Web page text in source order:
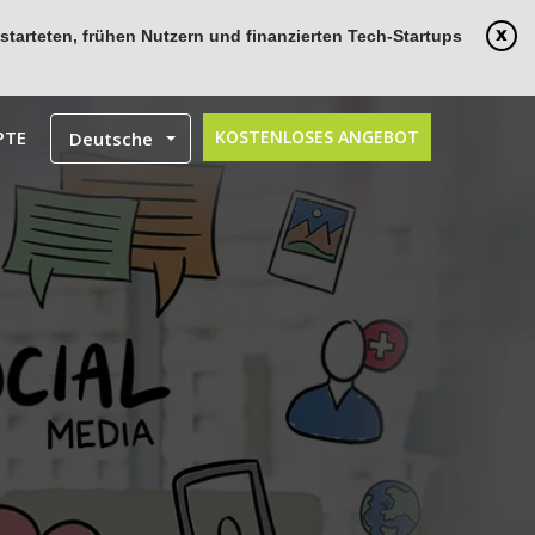
frühen Nutzern und finanzierten Tech-Startups
KOSTENLOSES ANGEBOT
Deutsche